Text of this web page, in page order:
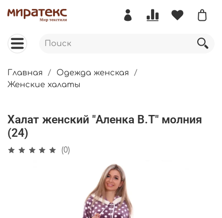
Главная
Одежда женская
Женские халаты
Халат женский "Аленка В.Т" молния
(24)
(0)